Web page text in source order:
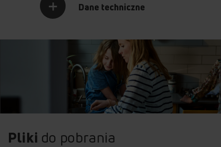
Dane techniczne
Pliki do pobrania